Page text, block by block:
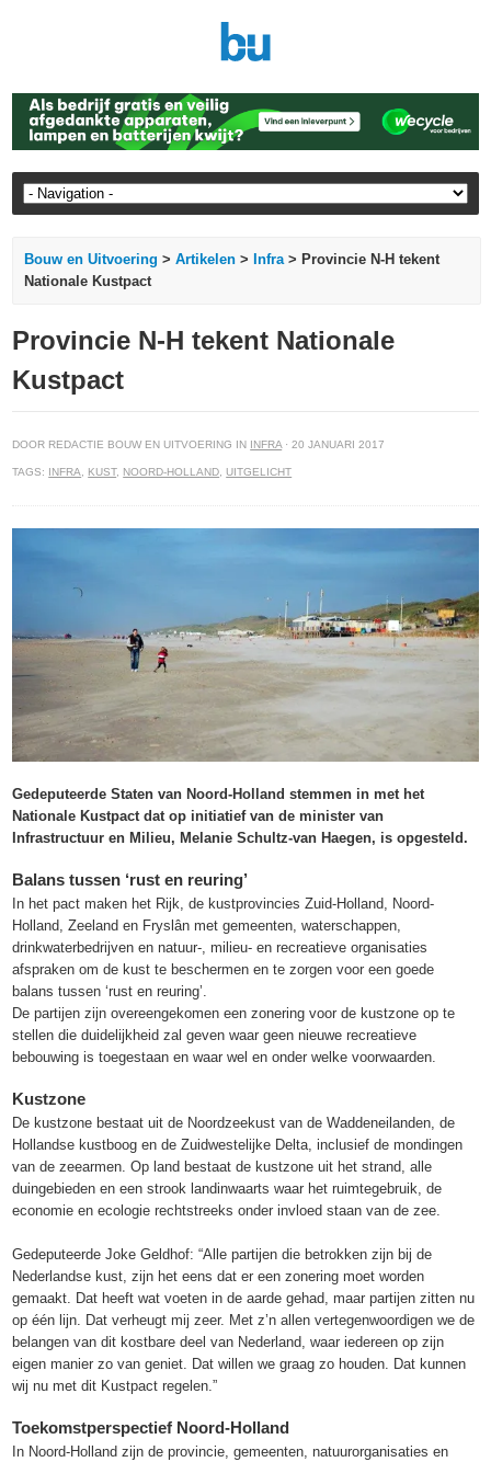
Bouw en Uitvoering >Artikelen > Infra> Provincie N-H tekent
Nationale Kustpact
Provincie N-H tekent Nationale
Kustpact
DOOR REDACTIE BOUW EN UITVOERING IN INFRA· 20 JANUARI 2017
TAGS: INFRA, KUST, NOORD-HOLLAND,UITGELICHT
Gedeputeerde Staten van Noord-Holland stemmen in met het
Nationale Kustpact dat op initiatief van de minister van
Infrastructuur en Milieu, Melanie Schultz-van Haegen, is opgesteld.
Balans tussen ‘rust en reuring’
In het pact maken het Rijk, de kustprovincies Zuid-Holland, Noord-
Holland, Zeeland en Fryslân met gemeenten, waterschappen,
drinkwaterbedrijven en natuur-, milieu- en recreatieve organisaties
afspraken om de kust te beschermen en te zorgen voor een goede
balans tussen ‘rust en reuring’.
De partijen zijn overeengekomen een zonering voor de kustzone op te
stellen die duidelijkheid zal geven waar geen nieuwe recreatieve
bebouwing is toegestaan en waar wel en onder welke voorwaarden.
Kustzone
De kustzone bestaat uit de Noordzeekust van de Waddeneilanden, de
Hollandse kustboog en de Zuidwestelijke Delta, inclusief de mondingen
van de zeearmen. Op land bestaat de kustzone uit het strand, alle
duingebieden en een strook landinwaarts waar het ruimtegebruik, de
economie en ecologie rechtstreeks onder invloed staan van de zee.
Gedeputeerde Joke Geldhof: “Alle partijen die betrokken zijn bij de
Nederlandse kust, zijn het eens dat er een zonering moet worden
gemaakt. Dat heeft wat voeten in de aarde gehad, maar partijen zitten nu
op één lijn. Dat verheugt mij zeer. Met z’n allen vertegenwoordigen we de
belangen van dit kostbare deel van Nederland, waar iedereen op zijn
eigen manier zo van geniet. Dat willen we graag zo houden. Dat kunnen
wij nu met dit Kustpact regelen.”
Toekomstperspectief Noord-Holland
In Noord-Holland zijn de provincie, gemeenten, natuurorganisaties en